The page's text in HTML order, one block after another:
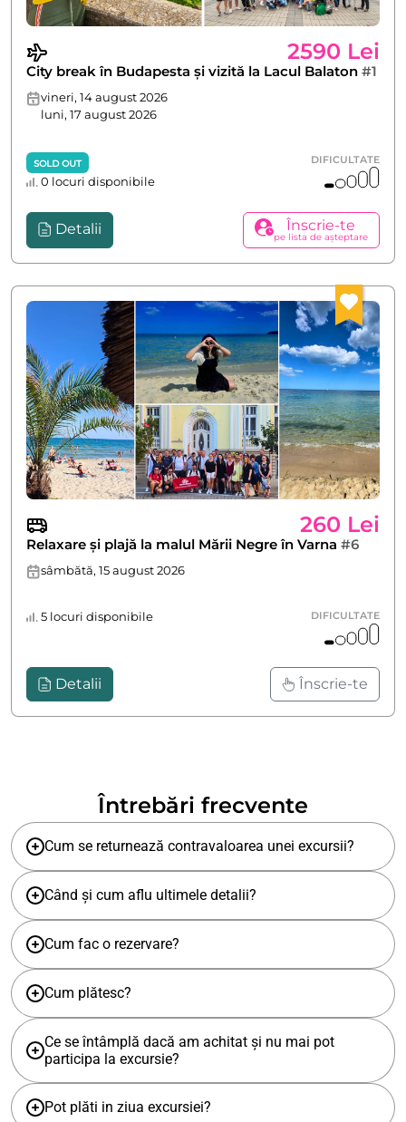
2590 Lei
City break în Budapesta și vizită la Lacul Balaton #1
vineri, 14 august 2026
luni, 17 august 2026
SOLD OUT
0 locuri disponibile
DIFICULTATE
Detalii Înscrie-te
pe lista de așteptare
260 Lei
Relaxare și plajă la malul Mării Negre în Varna #6
sâmbătă, 15 august 2026
5 locuri disponibile DIFICULTATE
Detalii Înscrie-te
Întrebări frecvente
Cum se returnează contravaloarea unei excursii?
Când și cum aflu ultimele detalii?
Cum fac o rezervare?
Cum plătesc?
Ce se întâmplă dacă am achitat și nu mai pot
participa la excursie?
Pot plăti in ziua excursiei?